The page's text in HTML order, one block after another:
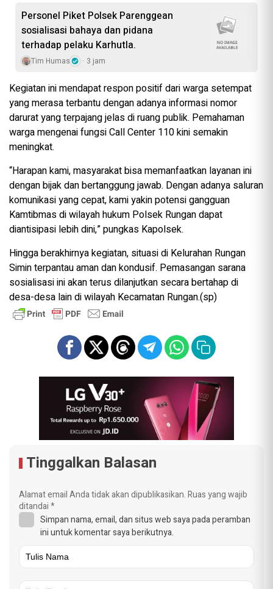
Personel Piket Polsek Parenggean
sosialisasi bahaya dan pidana
terhadap pelaku Karhutla.
Tim Humas 3 jam
Kegiatan ini mendapat respon positif dari warga setempat
yang merasa terbantu dengan adanya informasi nomor
darurat yang terpajang jelas di ruang publik. Pemahaman
warga mengenai fungsi Call Center 110 kini semakin
meningkat.
“Harapan kami, masyarakat bisa memanfaatkan layanan ini
dengan bijak dan bertanggung jawab. Dengan adanya saluran
komunikasi yang cepat, kami yakin potensi gangguan
Kamtibmas di wilayah hukum Polsek Rungan dapat
diantisipasi lebih dini,” pungkas Kapolsek.
Hingga berakhirnya kegiatan, situasi di Kelurahan Rungan
Simin terpantau aman dan kondusif. Pemasangan sarana
sosialisasi ini akan terus dilanjutkan secara bertahap di
desa-desa lain di wilayah Kecamatan Rungan.(sp)
Tinggalkan Balasan
Alamat email Anda tidak akan dipublikasikan.Ruas yang wajib
ditandai*
Simpan nama, email, dan situs web saya pada peramban
ini untuk komentar saya berikutnya.